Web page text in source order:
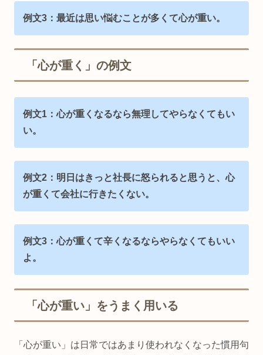
例文3：最近は思い悩むことが多くて心が重い。
「心が重く」の例文
例文1：心が重くなるなら無理してやらなくてもい
い。
例文2：明日はきっと社長に怒られると思うと、心
が重くて会社に行きたくない。
例文3：心が重くて辛くなるならやらなくてもいい
よ。
「心が重い」をうまく用いる
「心が重い」は日常ではあまり使われなくなった慣用句